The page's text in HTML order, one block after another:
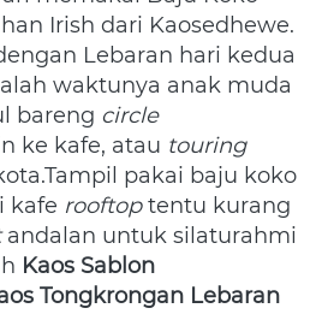
Irish dari Kaosedhewe.
Lebaran hari kedua
waktunya anak muda
bareng circle
ke kafe, atau touring
pakai baju koko
kafe rooftop
andalan untuk silaturahmi
Kaos Sablon
Tongkrongan Lebaran